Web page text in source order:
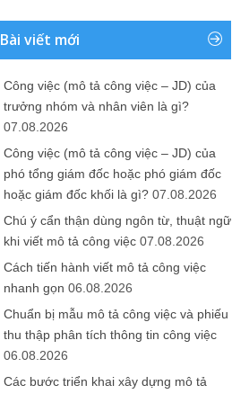
Bài viết mới
Công việc (mô tả công việc – JD) của
trưởng nhóm và nhân viên là gì?
07.08.2026
Công việc (mô tả công việc – JD) của
phó tổng giám đốc hoặc phó giám đốc
hoặc giám đốc khối là gì? 07.08.2026
Chú ý cẩn thận dùng ngôn từ, thuật ngữ
khi viết mô tả công việc 07.08.2026
Cách tiến hành viết mô tả công việc
nhanh gọn 06.08.2026
Chuẩn bị mẫu mô tả công việc và phiếu
thu thập phân tích thông tin công việc
06.08.2026
Các bước triển khai xây dựng mô tả